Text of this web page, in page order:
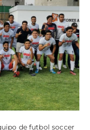
de futbol soccer